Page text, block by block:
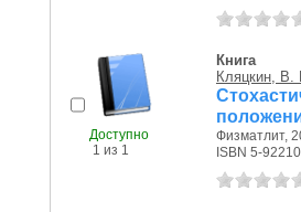
Доступно
1 из 1
Книга
Кляцкин, В.
Физматлит,
ISBN 5-